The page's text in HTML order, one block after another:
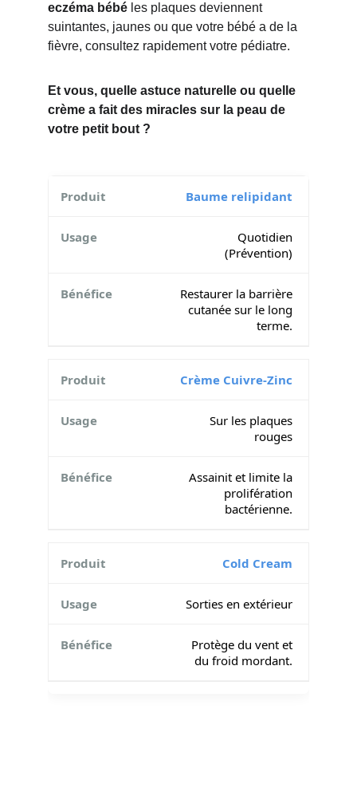
eczéma bébé les plaques deviennent
suintantes, jaunes ou que votre bébé a de la
fièvre, consultez rapidement votre pédiatre.
Et vous, quelle astuce naturelle ou quelle
crème a fait des miracles sur la peau de
votre petit bout ?